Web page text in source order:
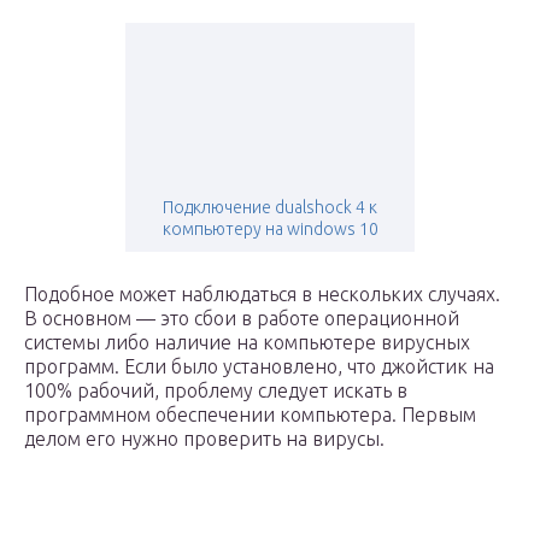
Подключение dualshock 4 к
компьютеру на windows 10
Подобное может наблюдаться в нескольких случаях.
В основном — это сбои в работе операционной
системы либо наличие на компьютере вирусных
программ. Если было установлено, что джойстик на
100% рабочий, проблему следует искать в
программном обеспечении компьютера. Первым
делом его нужно проверить на вирусы.